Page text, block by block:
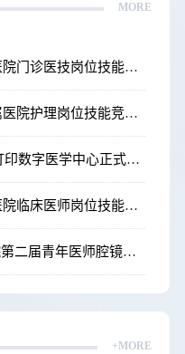
MORE
技岗位技能大赛圆满落幕
岗位技能竞赛圆满落幕
医学中心正式揭牌成立
能竞赛在临床技能中心成功举办​
青年医师腔镜技能竞赛
+MORE